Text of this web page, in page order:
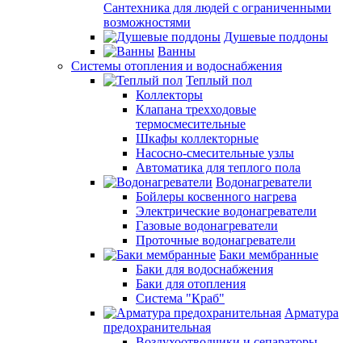
Сантехника для людей с ограниченными
возможностями
Душевые поддоны
Ванны
Системы отопления и водоснабжения
Теплый пол
Коллекторы
Клапана трехходовые
термосмесительные
Шкафы коллекторные
Насосно-смесительные узлы
Автоматика для теплого пола
Водонагреватели
Бойлеры косвенного нагрева
Электрические водонагреватели
Газовые водонагреватели
Проточные водонагреватели
Баки мембранные
Баки для водоснабжения
Баки для отопления
Система "Краб"
Арматура
предохранительная